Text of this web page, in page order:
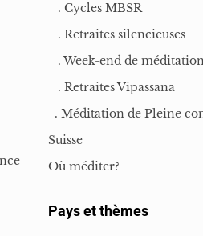
. Cycles MBSR
. Retraites silencieuses
. Week-end de
. Retraites Vipassana
. Méditation de Pleine
Suisse
Où méditer?
Pays et thèmes